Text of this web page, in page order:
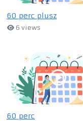
60 perc plusz
6 views
60 perc